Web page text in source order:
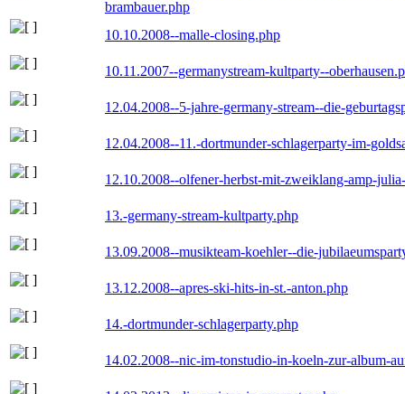
brambauer.php
10.10.2008--malle-closing.php
10.11.2007--germanystream-kultparty--
12.04.2008--5-jahre-germany-stream--die-
12.04.2008--11.-dortmunder-schlagerparty-im-
12.10.2008--olfener-herbst-mit-zweiklang-amp-
13.-germany-stream-kultparty.php
13.09.2008--musikteam-koehler--die-
13.12.2008--apres-ski-hits-in-st.-anton.php
14.-dortmunder-schlagerparty.php
14.02.2008--nic-im-tonstudio-in-koeln-zur-album-